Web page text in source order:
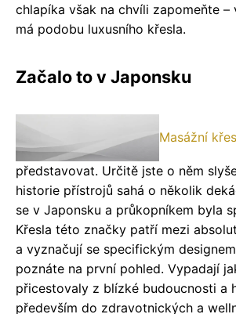
chlapíka však na chvíli zapomeňte –
má podobu luxusního křesla.
Začalo to v Japonsku
Masážní
představovat. Určitě jste o něm
historie přístrojů sahá o několik
se v Japonsku a průkopníkem byla
Křesla této značky patří mezi
a vyznačují se specifickým
poznáte na první pohled. Vypadají
přicestovaly z blízké budoucnosti a
především do zdravotnických a